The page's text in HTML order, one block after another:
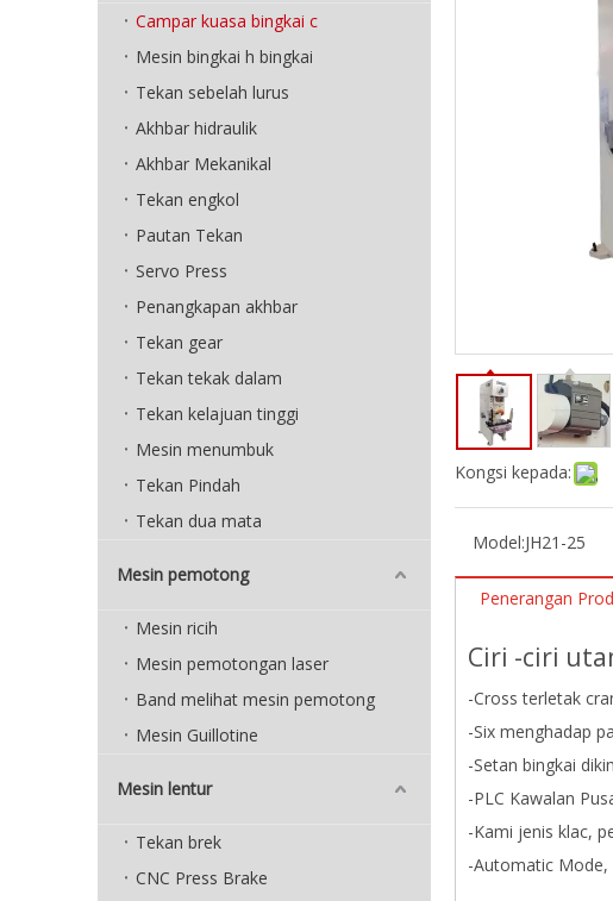
Campar kuasa bingkai c
Mesin bingkai h bingkai
Tekan sebelah lurus
Akhbar hidraulik
Akhbar Mekanikal
Tekan engkol
Pautan Tekan
Servo Press
Penangkapan akhbar
Tekan gear
Tekan tekak dalam
Tekan kelajuan tinggi
Mesin menumbuk
Tekan Pindah
Tekan dua mata
Mesin pemotong
Mesin ricih
Mesin pemotongan laser
Band melihat mesin pemotong
Mesin Guillotine
Mesin lentur
Tekan brek
CNC Press Brake
Kongsi kepada:
Model:JH21-25
Penerangan
Ciri -ciri
-Cross terletak
-Six menghadap
-Setan bingkai
-PLC Kawalan
-Kami jenis klac,
-Automatic Mode,